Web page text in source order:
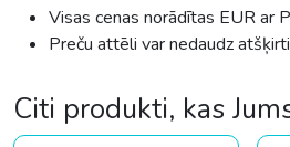
Visas cenas norādītas EUR ar
Preču attēli var nedaudz
Citi produkti, kas